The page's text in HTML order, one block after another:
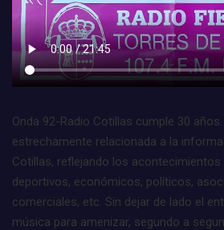
Onda 92-Radio Cotillas cumple 30
estrechamente relacionada a la
Cotillas, reflejando los
deportivos, económicos, políticos,
comerciales, etc. Sin dejar de lado el
música para amenizar, segundo a